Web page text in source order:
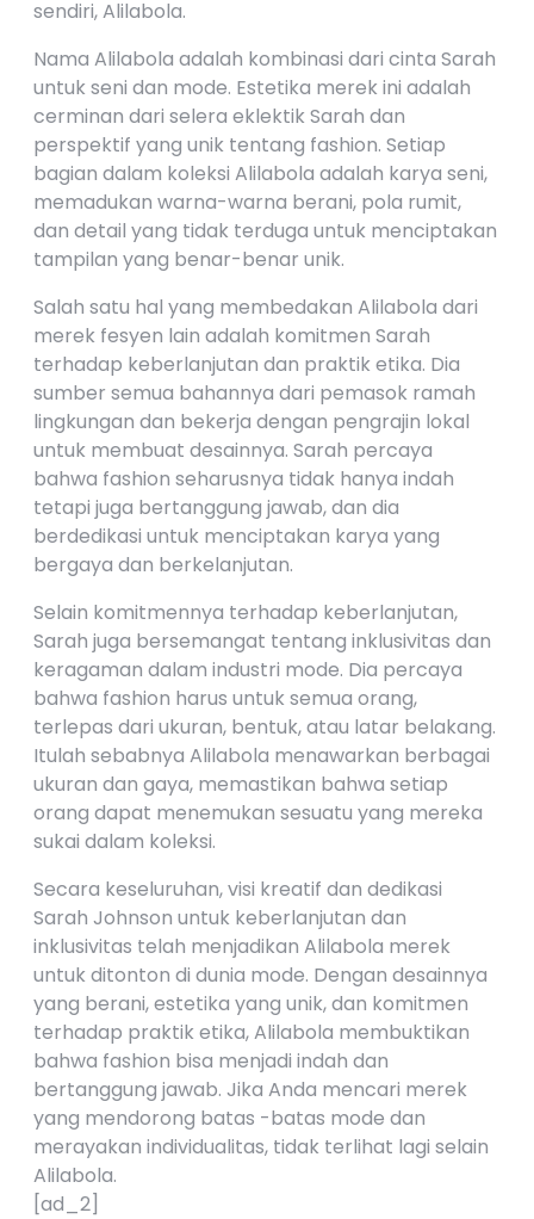
sendiri, Alilabola.
Nama Alilabola adalah kombinasi dari cinta Sarah
untuk seni dan mode. Estetika merek ini adalah
cerminan dari selera eklektik Sarah dan
perspektif yang unik tentang fashion. Setiap
bagian dalam koleksi Alilabola adalah karya seni,
memadukan warna-warna berani, pola rumit,
dan detail yang tidak terduga untuk menciptakan
tampilan yang benar-benar unik.
Salah satu hal yang membedakan Alilabola dari
merek fesyen lain adalah komitmen Sarah
terhadap keberlanjutan dan praktik etika. Dia
sumber semua bahannya dari pemasok ramah
lingkungan dan bekerja dengan pengrajin lokal
untuk membuat desainnya. Sarah percaya
bahwa fashion seharusnya tidak hanya indah
tetapi juga bertanggung jawab, dan dia
berdedikasi untuk menciptakan karya yang
bergaya dan berkelanjutan.
Selain komitmennya terhadap keberlanjutan,
Sarah juga bersemangat tentang inklusivitas dan
keragaman dalam industri mode. Dia percaya
bahwa fashion harus untuk semua orang,
terlepas dari ukuran, bentuk, atau latar belakang.
Itulah sebabnya Alilabola menawarkan berbagai
ukuran dan gaya, memastikan bahwa setiap
orang dapat menemukan sesuatu yang mereka
sukai dalam koleksi.
Secara keseluruhan, visi kreatif dan dedikasi
Sarah Johnson untuk keberlanjutan dan
inklusivitas telah menjadikan Alilabola merek
untuk ditonton di dunia mode. Dengan desainnya
yang berani, estetika yang unik, dan komitmen
terhadap praktik etika, Alilabola membuktikan
bahwa fashion bisa menjadi indah dan
bertanggung jawab. Jika Anda mencari merek
yang mendorong batas -batas mode dan
merayakan individualitas, tidak terlihat lagi selain
Alilabola.
[ad_2]